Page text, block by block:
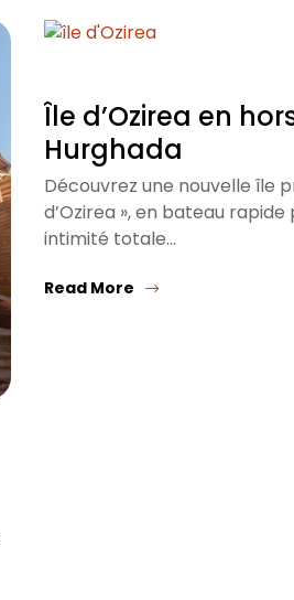
Île d’Ozirea en
Hurghada
Découvrez une nouvelle île
d’Ozirea », en bateau rapide
intimité totale…
Read More